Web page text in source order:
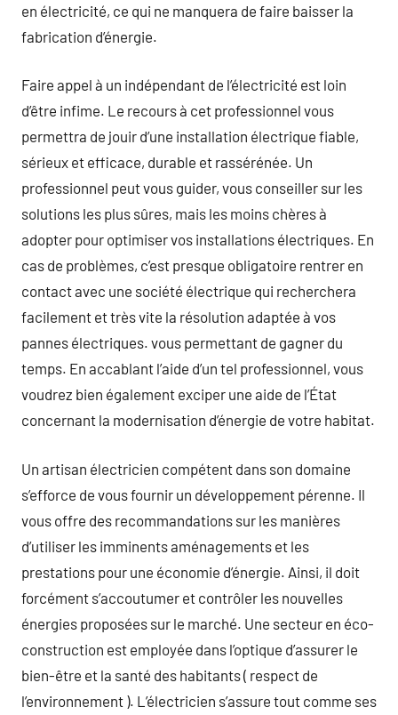
en électricité, ce qui ne manquera de faire baisser la
fabrication d’énergie.
Faire appel à un indépendant de l’électricité est loin
d’être infime. Le recours à cet professionnel vous
permettra de jouir d’une installation électrique fiable,
sérieux et efficace, durable et rassérénée. Un
professionnel peut vous guider, vous conseiller sur les
solutions les plus sûres, mais les moins chères à
adopter pour optimiser vos installations électriques. En
cas de problèmes, c’est presque obligatoire rentrer en
contact avec une société électrique qui recherchera
facilement et très vite la résolution adaptée à vos
pannes électriques. vous permettant de gagner du
temps. En accablant l’aide d’un tel professionnel, vous
voudrez bien également exciper une aide de l’État
concernant la modernisation d’énergie de votre habitat.
Un artisan électricien compétent dans son domaine
s’efforce de vous fournir un développement pérenne. Il
vous offre des recommandations sur les manières
d’utiliser les imminents aménagements et les
prestations pour une économie d’énergie. Ainsi, il doit
forcément s’accoutumer et contrôler les nouvelles
énergies proposées sur le marché. Une secteur en éco-
construction est employée dans l’optique d’assurer le
bien-être et la santé des habitants ( respect de
l’environnement ). L’électricien s’assure tout comme ses